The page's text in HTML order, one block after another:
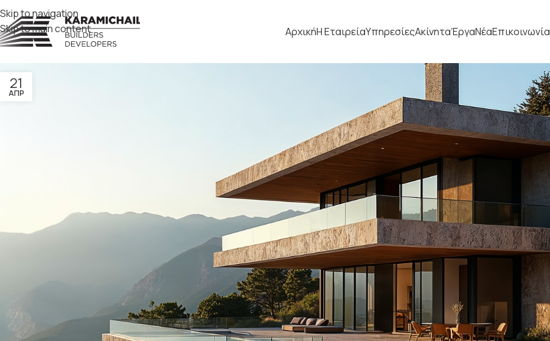
Skip to navigation
Skip to main content
ΑρχικήΗ ΕταιρείαΥπηρεσίεςΑκίνηταΈργαΝέαΕπικοινωνία
21
ΑΠΡ